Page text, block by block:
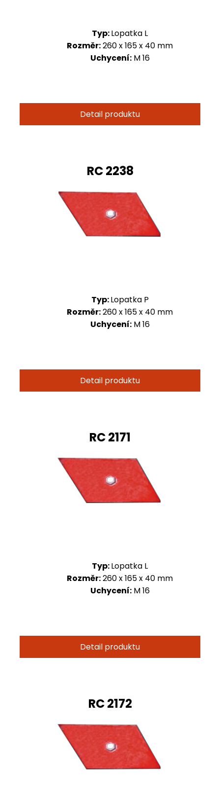
Typ:Lopatka L
Rozměr:260 x 165 x 40 mm
Uchycení:M 16
Detail produktu
RC 2238
Typ:Lopatka P
Rozměr:260 x 165 x 40 mm
Uchycení:M 16
Detail produktu
RC 2171
Typ:Lopatka L
Rozměr:260 x 165 x 40 mm
Uchycení:M 16
Detail produktu
RC 2172